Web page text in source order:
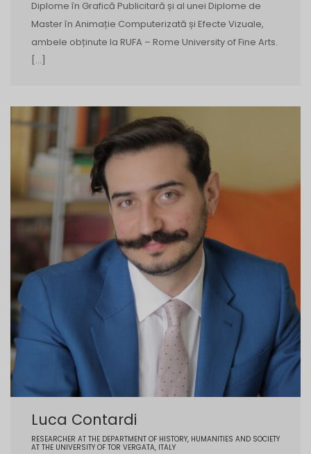
Diplome în Grafică Publicitară și al unei Diplome de
Master în Animație Computerizată și Efecte Vizuale,
ambele obținute la RUFA – Rome University of Fine Arts.
[…]
Luca Contardi
RESEARCHER AT THE DEPARTMENT OF HISTORY, HUMANITIES AND SOCIETY
AT THE UNIVERSITY OF TOR VERGATA, ITALY